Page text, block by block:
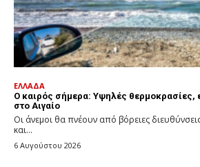
ΕΛΛΑΔΑ
Ο καιρός σήμερα: Υψηλές θερμοκρασίες,
στο Αιγαίο
Οι άνεμοι θα πνέουν από βόρειες
και...
6 Αυγούστου 2026